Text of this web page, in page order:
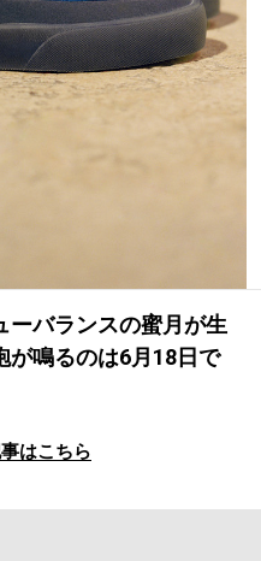
#OUTDOOR
HANDBOOK
ーバランスの蜜月が生
が鳴るのは6月18日で
はこちら